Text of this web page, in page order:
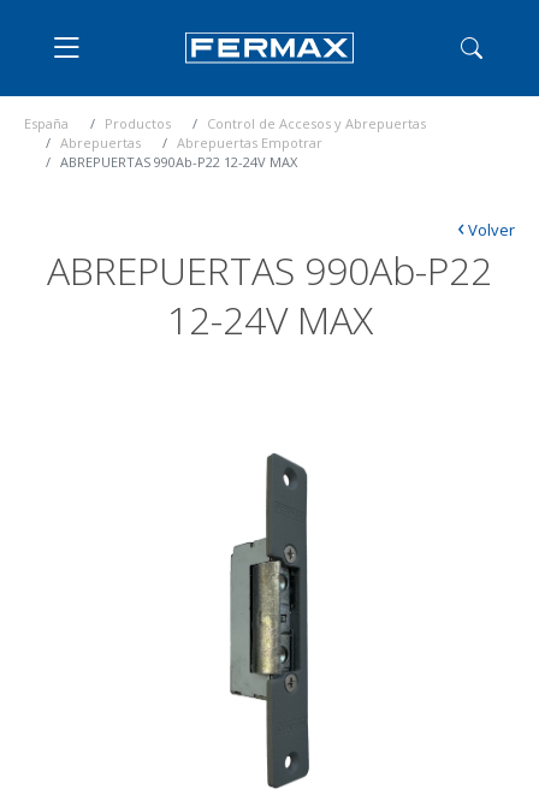
España Productos
Control de Accesos y Abrepuertas
Abrepuertas
Abrepuertas Empotrar
ABREPUERTAS 990Ab-P22 12-24V MAX
ABREPUERTAS 990Ab-P22
12-24V MAX
‹Volver